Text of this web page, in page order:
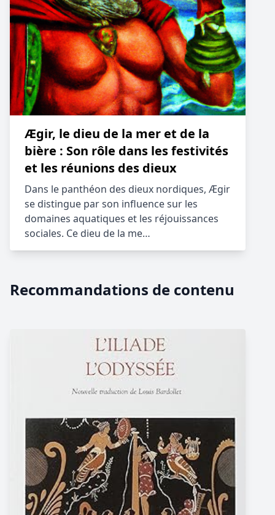
Ægir, le dieu de la mer et de la
bière : Son rôle dans les festivités
et les réunions des dieux
Dans le panthéon des dieux nordiques, Ægir
se distingue par son influence sur les
domaines aquatiques et les réjouissances
sociales. Ce dieu de la me…
Recommandations de contenu